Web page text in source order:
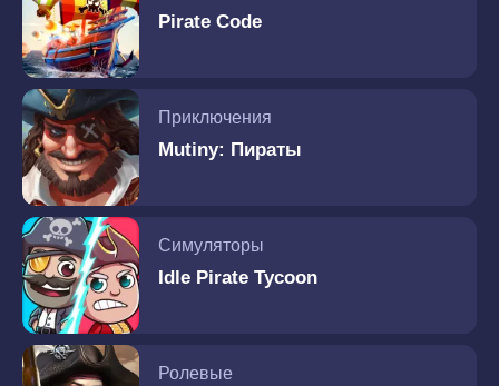
Pirate Code
Приключения
Mutiny: Пираты
Симуляторы
Idle Pirate Tycoon
Ролевые